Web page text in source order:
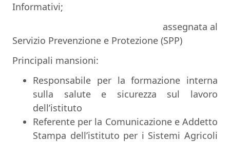
Informativi;
assegnata al
Servizio Prevenzione e Protezione (SPP)
Principali mansioni:
Responsabile per la formazione interna
sulla salute e sicurezza sul lavoro
dell’istituto
Referente per la Comunicazione e Addetto
Stampa dell’istituto per i Sistemi Agricoli